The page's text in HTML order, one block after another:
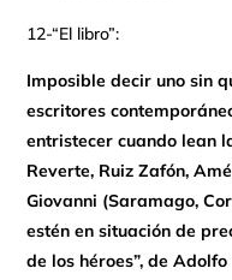
12-“El libro”:
Imposible decir uno sin
escritores
entristecer cuando lean
Reverte, Ruiz Zafón,
Giovanni (Saramago,
estén en situación de
de los héroes”, de